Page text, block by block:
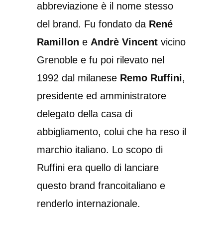
abbreviazione è il nome stesso
del brand. Fu fondato da René
Ramillon e Andrè Vincent vicino
Grenoble e fu poi rilevato nel
1992 dal milanese Remo Ruffini,
presidente ed amministratore
delegato della casa di
abbigliamento, colui che ha reso il
marchio italiano. Lo scopo di
Ruffini era quello di lanciare
questo brand francoitaliano e
renderlo internazionale.